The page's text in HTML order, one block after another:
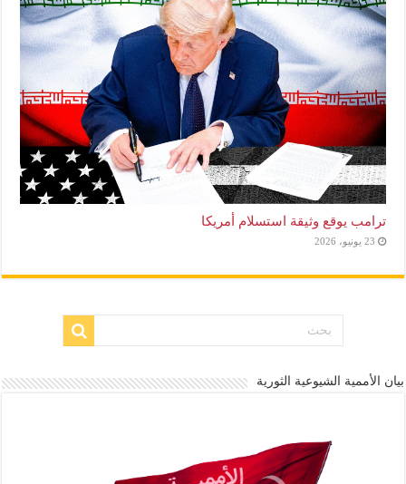
ترامب يوقع وثيقة استسلام أمريكا
23 يونيو، 2026
بيان الأممية الشيوعية الثورية